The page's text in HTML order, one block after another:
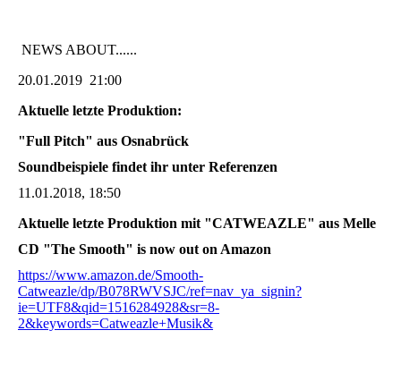
NEWS ABOUT......
20.01.2019 21:00
Aktuelle letzte Produktion:
"Full Pitch" aus Osnabrück
Soundbeispiele findet ihr unter Referenzen
11.01.2018, 18:50
Aktuelle letzte Produktion mit "CATWEAZLE" aus Melle
CD "The Smooth" is now out on Amazon
https://www.amazon.de/Smooth-
Catweazle/dp/B078RWVSJC/ref=nav_ya_signin?
ie=UTF8&qid=1516284928&sr=8-
2&keywords=Catweazle+Musik&